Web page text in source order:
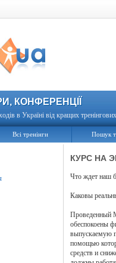
КОНФЕРЕНЦІЇ
в Україні від кращих
Всі тренінги Пошук
КУРС НА
Что ждет наш
Каковы
Проведенный
обеспокоены
выпускаемую
помощью
средств и